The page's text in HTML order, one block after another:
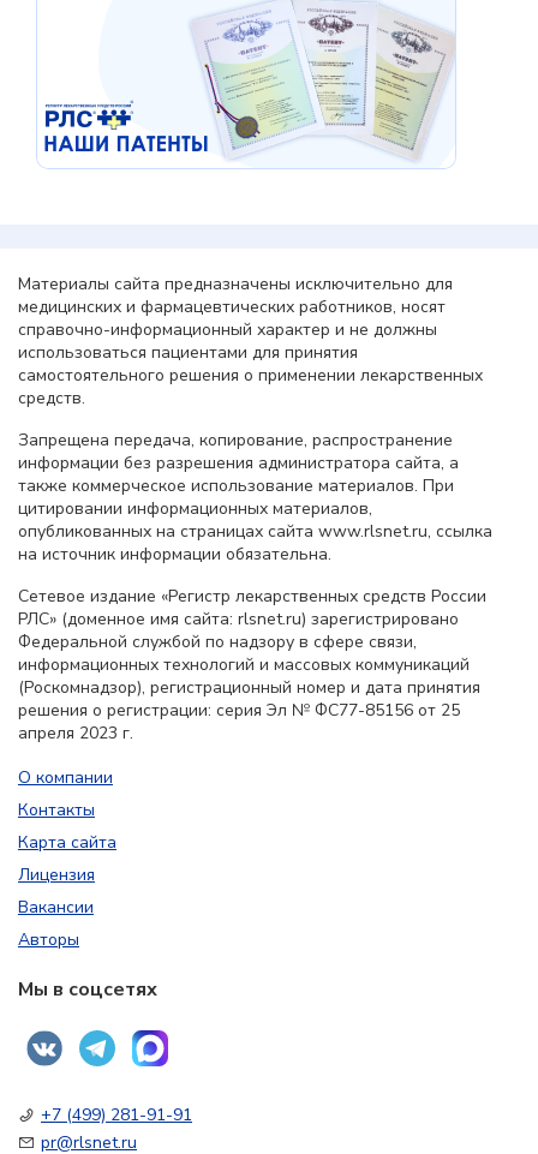
Материалы сайта предназначены исключительно для
медицинских и фармацевтических работников, носят
справочно-информационный характер и не должны
использоваться пациентами для принятия
самостоятельного решения о применении лекарственных
средств.
Запрещена передача, копирование, распространение
информации без разрешения администратора сайта, а
также коммерческое использование материалов. При
цитировании информационных материалов,
опубликованных на страницах сайта www.rlsnet.ru, ссылка
на источник информации обязательна.
Сетевое издание «Регистр лекарственных средств России
РЛС» (доменное имя сайта: rlsnet.ru) зарегистрировано
Федеральной службой по надзору в сфере связи,
информационных технологий и массовых коммуникаций
(Роскомнадзор), регистрационный номер и дата принятия
решения о регистрации: серия Эл № ФС77-85156 от 25
апреля 2023 г.
О компании
Контакты
Карта сайта
Лицензия
Вакансии
Авторы
Мы в соцсетях
+7 (499) 281-91-91
pr@rlsnet.ru